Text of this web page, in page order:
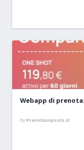
Webapp di
byPrenotaunposto.it